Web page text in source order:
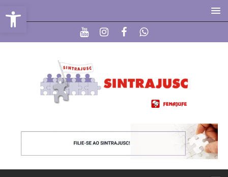
Abrir a barra de ferramentas